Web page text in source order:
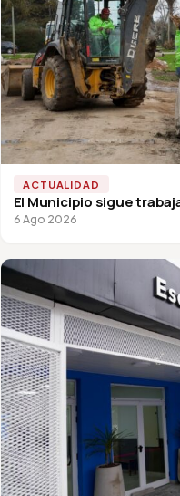
ACTUALIDAD
El Municipio sigue
6 Ago 2026